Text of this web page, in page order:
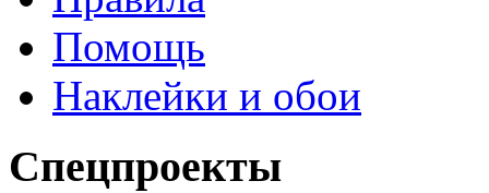
Помощь
Наклейки и обои
Спецпроекты